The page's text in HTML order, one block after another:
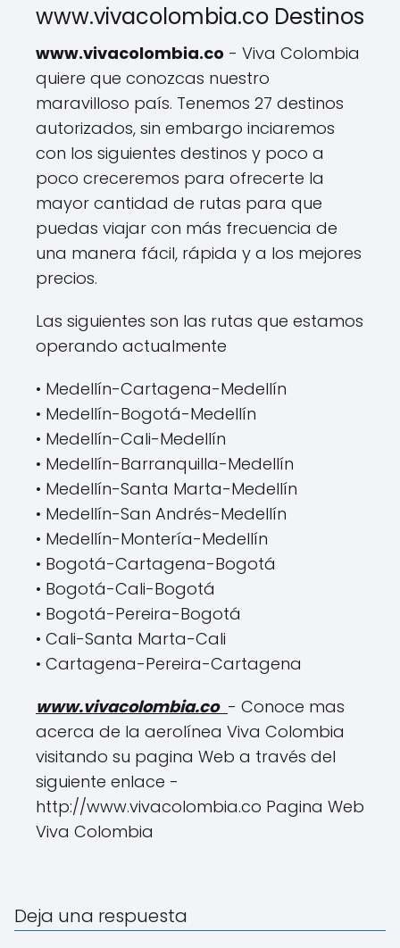
www.vivacolombia.co Destinos
www.vivacolombia.co - Viva Colombia
quiere que conozcas nuestro
maravilloso país. Tenemos 27 destinos
autorizados, sin embargo inciaremos
con los siguientes destinos y poco a
poco creceremos para ofrecerte la
mayor cantidad de rutas para que
puedas viajar con más frecuencia de
una manera fácil, rápida y a los mejores
precios.
Las siguientes son las rutas que estamos
operando actualmente
• Medellín-Cartagena-Medellín
• Medellín-Bogotá-Medellín
• Medellín-Cali-Medellín
• Medellín-Barranquilla-Medellín
• Medellín-Santa Marta-Medellín
• Medellín-San Andrés-Medellín
• Medellín-Montería-Medellín
• Bogotá-Cartagena-Bogotá
• Bogotá-Cali-Bogotá
• Bogotá-Pereira-Bogotá
• Cali-Santa Marta-Cali
• Cartagena-Pereira-Cartagena
www.vivacolombia.co - Conoce mas
acerca de la aerolínea Viva Colombia
visitando su pagina Web a través del
siguiente enlace -
http://www.vivacolombia.co Pagina Web
Viva Colombia
Deja una respuesta